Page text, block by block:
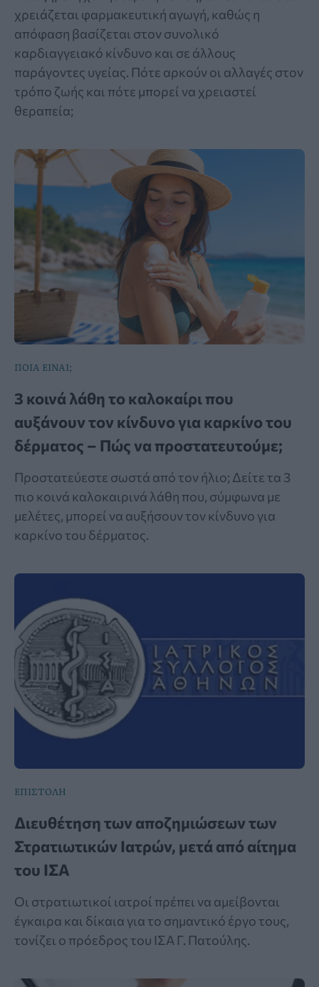
χρειάζεται φαρμακευτική αγωγή, καθώς η
απόφαση βασίζεται στον συνολικό
καρδιαγγειακό κίνδυνο και σε άλλους
παράγοντες υγείας. Πότε αρκούν οι αλλαγές στον
τρόπο ζωής και πότε μπορεί να χρειαστεί
θεραπεία;
ΠΟΙΑ ΕΙΝΑΙ;
3 κοινά λάθη το καλοκαίρι που
αυξάνουν τον κίνδυνο για καρκίνο του
δέρματος – Πώς να προστατευτούμε;
Προστατεύεστε σωστά από τον ήλιο; Δείτε τα 3
πιο κοινά καλοκαιρινά λάθη που, σύμφωνα με
μελέτες, μπορεί να αυξήσουν τον κίνδυνο για
καρκίνο του δέρματος.
ΕΠΙΣΤΟΛΗ
Διευθέτηση των αποζημιώσεων των
Στρατιωτικών Ιατρών, μετά από αίτημα
του ΙΣΑ
Οι στρατιωτικοί ιατροί πρέπει να αμείβονται
έγκαιρα και δίκαια για το σημαντικό έργο τους,
τονίζει ο πρόεδρος του ΙΣΑ Γ. Πατούλης.